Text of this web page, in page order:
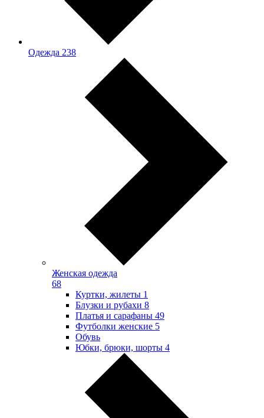
Одежда 238
Женская одежда
68
Куртки, жилеты 1
Блузки и рубахи 8
Платья и сарафаны 49
Футболки женские 5
Обувь
Юбки, брюки, шорты 4